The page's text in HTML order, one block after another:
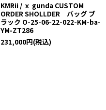
KMRii / ｘ gunda CUSTOM
ORDER SHOLLDER バッグ ブ
ラック O-25-06-22-022-KM-ba-
YM-ZT286
231,000円(税込)